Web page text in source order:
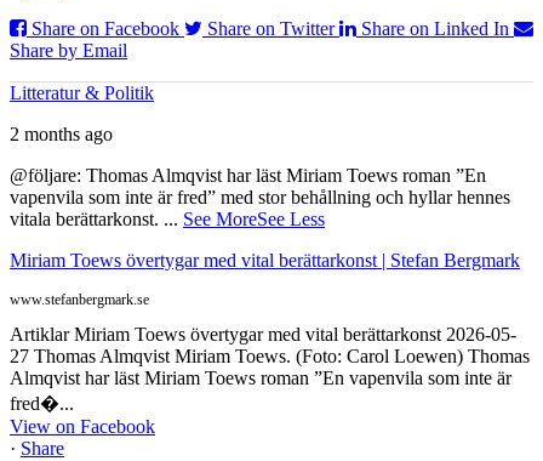
Share on Facebook
Share on Twitter
Share on Linked In
Share by Email
Litteratur & Politik
2 months ago
@följare: Thomas Almqvist har läst Miriam Toews roman ”En
vapenvila som inte är fred” med stor behållning och hyllar hennes
vitala berättarkonst. ... See MoreSee Less
Miriam Toews övertygar med vital berättarkonst | Stefan Bergmark
www.stefanbergmark.se
Artiklar Miriam Toews övertygar med vital berättarkonst 2026-05-
27 Thomas Almqvist Miriam Toews. (Foto: Carol Loewen) Thomas
Almqvist har läst Miriam Toews roman ”En vapenvila som inte är
fred�...
View on Facebook
· Share